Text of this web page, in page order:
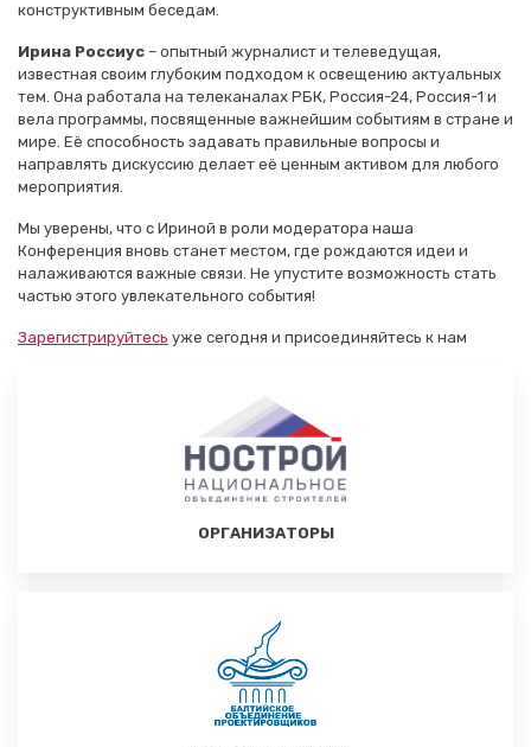
конструктивным беседам.
Ирина Россиус – опытный журналист и телеведущая,
известная своим глубоким подходом к освещению актуальных
тем. Она работала на телеканалах РБК, Россия-24, Россия-1 и
вела программы, посвященные важнейшим событиям в стране и
мире. Её способность задавать правильные вопросы и
направлять дискуссию делает её ценным активом для любого
мероприятия.
Мы уверены, что с Ириной в роли модератора наша
Конференция вновь станет местом, где рождаются идеи и
налаживаются важные связи. Не упустите возможность стать
частью этого увлекательного события!
Зарегистрируйтесь уже сегодня и присоединяйтесь к нам
ОРГАНИЗАТОРЫ